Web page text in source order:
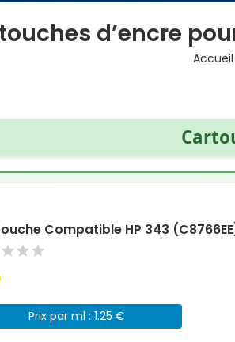
d’encre
Accueil
Compatible HP 343
Prix par ml : 1.25 €